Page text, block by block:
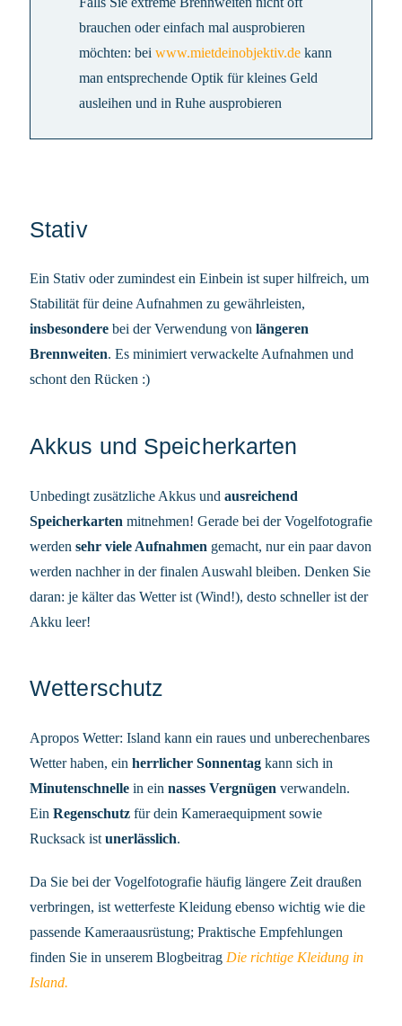
brauchen oder einfach mal ausprobieren
möchten: bei www.mietdeinobjektiv.de kann
man entsprechende Optik für kleines Geld
ausleihen und in Ruhe ausprobieren
Stativ
Ein Stativ oder zumindest ein Einbein ist super hilfreich, um
Stabilität für deine Aufnahmen zu gewährleisten,
insbesondere bei der Verwendung von längeren
Brennweiten. Es minimiert verwackelte Aufnahmen und
schont den Rücken :)
Akkus und Speicherkarten
Unbedingt zusätzliche Akkus und ausreichend
Speicherkarten mitnehmen! Gerade bei der Vogelfotografie
werden sehr viele Aufnahmen gemacht, nur ein paar davon
werden nachher in der finalen Auswahl bleiben. Denken Sie
daran: je kälter das Wetter ist (Wind!), desto schneller ist der
Akku leer!
Wetterschutz
Apropos Wetter: Island kann ein raues und unberechenbares
Wetter haben, ein herrlicher Sonnentag kann sich in
Minutenschnelle in ein nasses Vergnügen verwandeln.
Ein Regenschutz für dein Kameraequipment sowie
Rucksack ist unerlässlich.
Da Sie bei der Vogelfotografie häufig längere Zeit draußen
verbringen, ist wetterfeste Kleidung ebenso wichtig wie die
passende Kameraausrüstung; Praktische Empfehlungen
finden Sie in unserem Blogbeitrag Die richtige Kleidung in
Island.